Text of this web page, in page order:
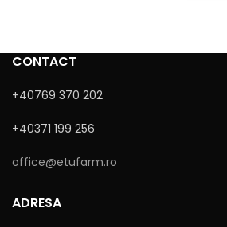
Sunt de acord cu
CONTACT
+40769 370 202
+40371 199 256
office@etufarm.ro
ADRESA